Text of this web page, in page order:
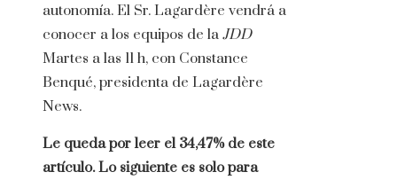
autonomía. El Sr. Lagardère vendrá a
conocer a los equipos de la JDD
Martes a las 11 h, con Constance
Benqué, presidenta de Lagardère
News.
Le queda por leer el 34,47% de este
artículo. Lo siguiente es solo para